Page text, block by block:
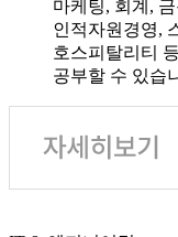
마케팅, 회계,
인적자원경영,
호스피탈리티
공부할 수 있습